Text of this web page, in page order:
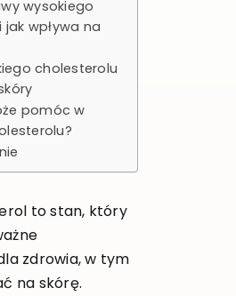
wysokiego
wpływa na
cholesterolu
pomóc w
to stan, który
zdrowia, w tym
na skórę.